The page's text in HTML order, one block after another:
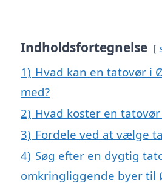
Indholdsfortegnelse
1) Hvad kan en tatovør i
med?
2) Hvad koster en
3) Fordele ved at vælge
4) Søg efter en dygtig
omkringliggende byer til